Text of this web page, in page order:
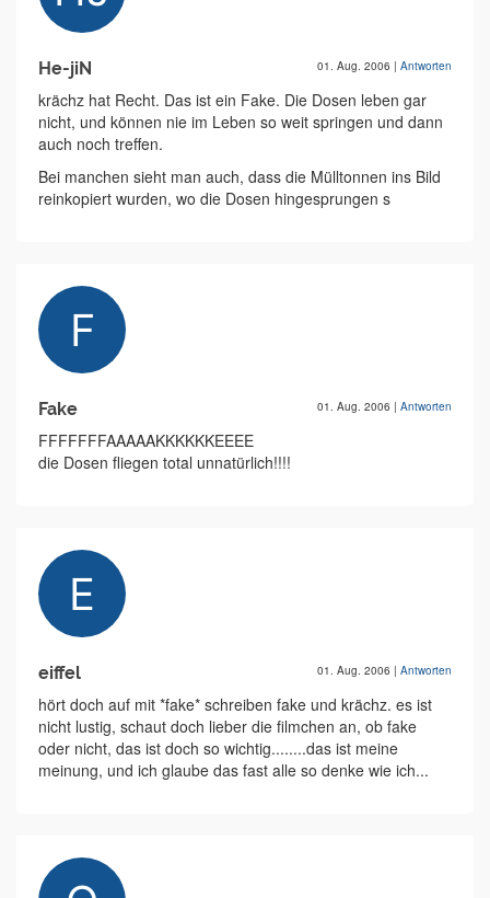
He-jiN 01. Aug. 2006 | Antworten
krächz hat Recht. Das ist ein Fake. Die Dosen leben gar
nicht, und können nie im Leben so weit springen und dann
auch noch treffen.
Bei manchen sieht man auch, dass die Mülltonnen ins Bild
reinkopiert wurden, wo die Dosen hingesprungen s
Fake 01. Aug. 2006 | Antworten
FFFFFFFAAAAAKKKKKKEEEE
die Dosen fliegen total unnatürlich!!!!
eiffel 01. Aug. 2006 | Antworten
hört doch auf mit *fake* schreiben fake und krächz. es ist
nicht lustig, schaut doch lieber die filmchen an, ob fake
oder nicht, das ist doch so wichtig........das ist meine
meinung, und ich glaube das fast alle so denke wie ich...